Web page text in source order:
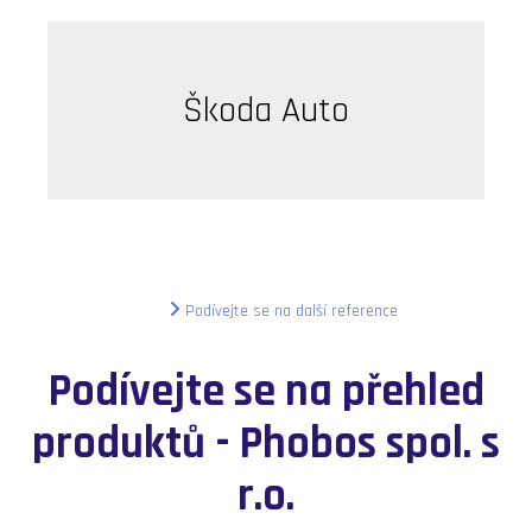
Škoda Auto
ČD Praha Florenc
VUT Brno
Slezská univerzita
Karviná
Podívejte se na další reference
Podívejte se na přehled
produktů - Phobos spol. s
r.o.